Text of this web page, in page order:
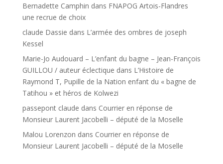
Bernadette Camphin dans FNAPOG Artois-Flandres
une recrue de choix
claude Dassie dans L’armée des ombres de joseph
Kessel
Marie-Jo Audouard – L’enfant du bagne – Jean-François
GUILLOU / auteur éclectique dans L’Histoire de
Raymond T, Pupille de la Nation enfant du « bagne de
Tatihou » et héros de Kolwezi
passepont claude dans Courrier en réponse de
Monsieur Laurent Jacobelli – député de la Moselle
Malou Lorenzon dans Courrier en réponse de
Monsieur Laurent Jacobelli – député de la Moselle